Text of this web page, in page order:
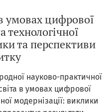
умовах цифрової
технологічної
та перспективи
науково-практичної
в умовах цифрової
модернізації: виклики